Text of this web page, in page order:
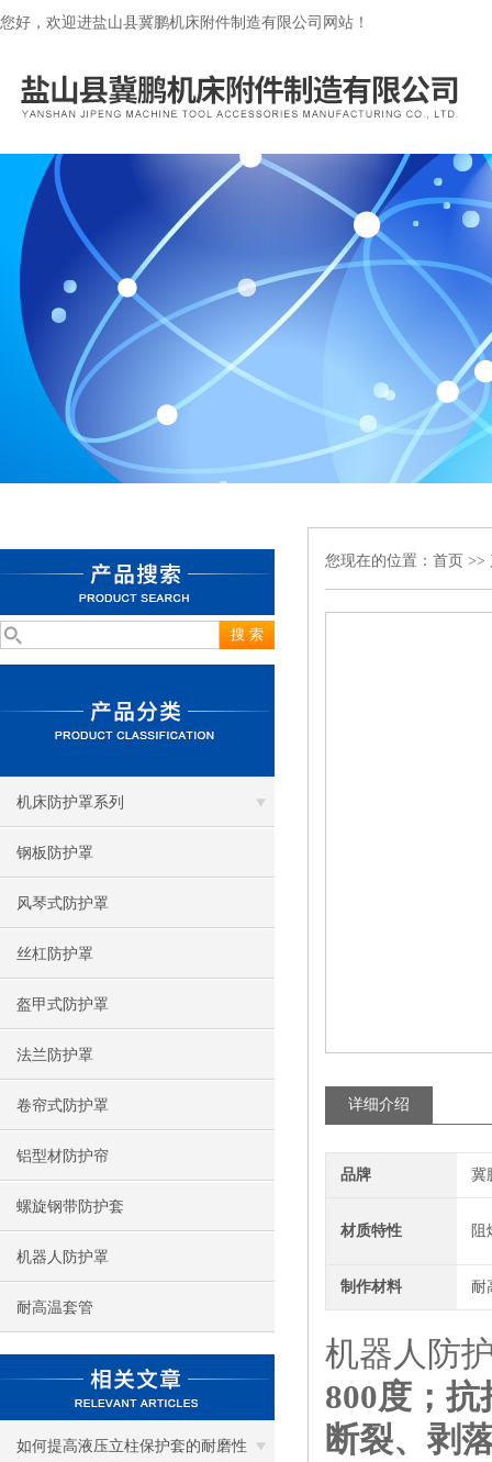
您好，欢迎进盐山县冀鹏机床附件制造有限公司网站！
机床防护罩系列
钢板防护罩
风琴式防护罩
丝杠防护罩
盔甲式防护罩
法兰防护罩
卷帘式防护罩
铝型材防护帘
螺旋钢带防护套
机器人防护罩
耐高温套管
如何提高液压立柱保护套的耐磨性
您现在的位置： 首页 >>
详细介绍
品牌 冀
材质特性 阻
制作材料 耐
机器人防
800度；
断裂、剥